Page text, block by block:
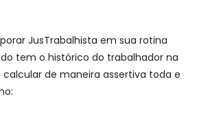
JusTrabalhista em sua rotina
tem o histórico do trabalhador na
de maneira assertiva toda e